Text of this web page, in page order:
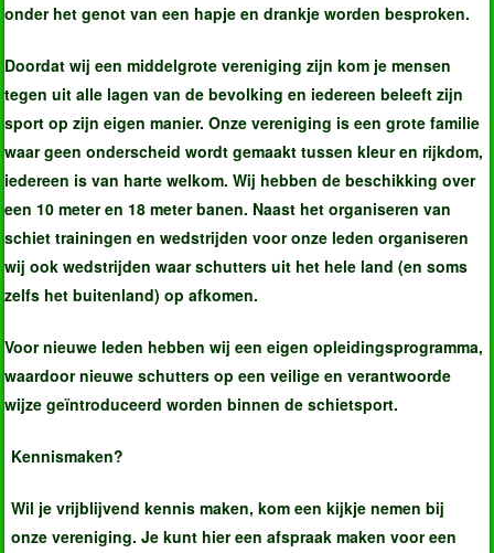
onder het genot van een hapje en drankje worden besproken.
Doordat wij een middelgrote vereniging zijn kom je mensen
tegen uit alle lagen van de bevolking en iedereen beleeft zijn
sport op zijn eigen manier. Onze vereniging is een grote familie
waar geen onderscheid wordt gemaakt tussen kleur en rijkdom,
iedereen is van harte welkom. Wij hebben de beschikking over
een 10 meter en 18 meter banen. Naast het organiseren van
schiet trainingen en wedstrijden voor onze leden organiseren
wij ook wedstrijden waar schutters uit het hele land (en soms
zelfs het buitenland) op afkomen.
Voor nieuwe leden hebben wij een eigen opleidingsprogramma,
waardoor nieuwe schutters op een veilige en verantwoorde
wijze geïntroduceerd worden binnen de schietsport.
Kennismaken?
Wil je vrijblijvend kennis maken, kom een kijkje nemen bij
onze vereniging. Je kunt hiereen afspraak maken voor een